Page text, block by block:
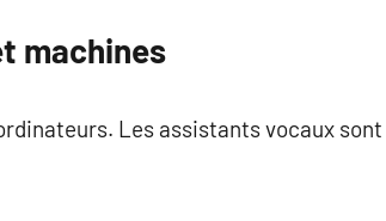
machines
Les assistants vocaux sont